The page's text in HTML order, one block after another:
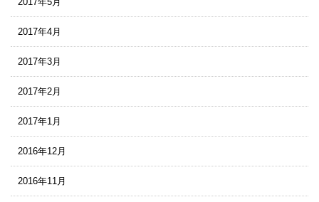
2017年4月
2017年3月
2017年2月
2017年1月
2016年12月
2016年11月